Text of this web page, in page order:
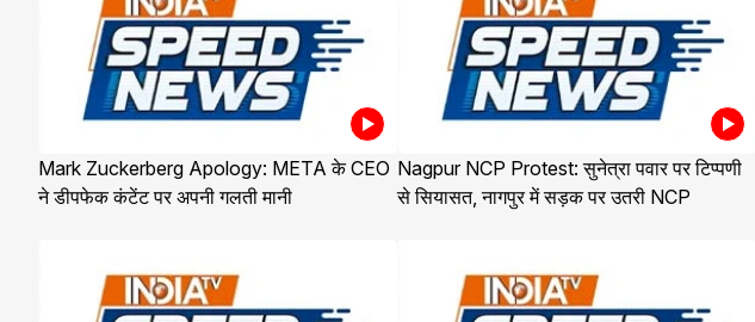
Mark Zuckerberg Apology: META के CEO
ने डीपफेक कंटेंट पर अपनी गलती मानी
Nagpur NCP Protest: सुनेत्रा पवार पर टिप्पणी
से सियासत, नागपुर में सड़क पर उतरी NCP